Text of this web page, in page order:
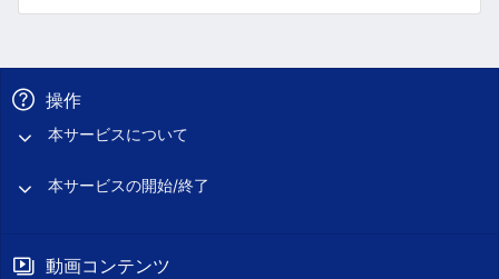
操作
本サービスについて
本サービスの開始/終了
動画コンテンツ